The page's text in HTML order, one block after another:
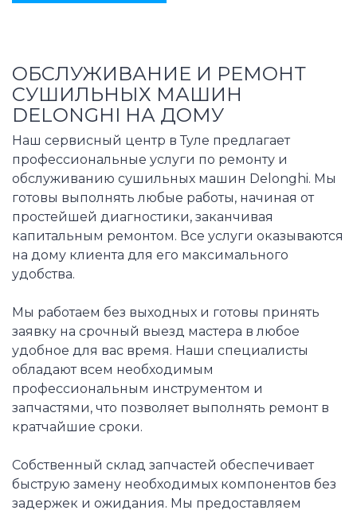
ОБСЛУЖИВАНИЕ И РЕМОНТ
СУШИЛЬНЫХ МАШИН
DELONGHI НА ДОМУ
Наш сервисный центр в Туле предлагает
профессиональные услуги по ремонту и
обслуживанию сушильных машин Delonghi. Мы
готовы выполнять любые работы, начиная от
простейшей диагностики, заканчивая
капитальным ремонтом. Все услуги оказываются
на дому клиента для его максимального
удобства.
Мы работаем без выходных и готовы принять
заявку на срочный выезд мастера в любое
удобное для вас время. Наши специалисты
обладают всем необходимым
профессиональным инструментом и
запчастями, что позволяет выполнять ремонт в
кратчайшие сроки.
Собственный склад запчастей обеспечивает
быструю замену необходимых компонентов без
задержек и ожидания. Мы предоставляем